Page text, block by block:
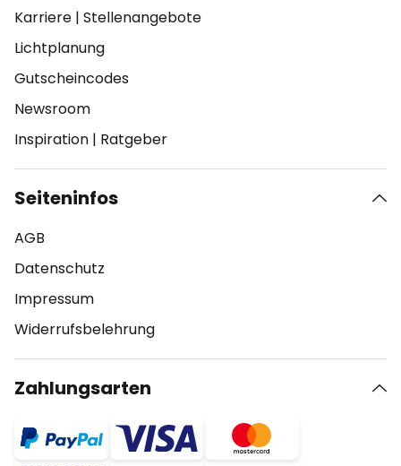
Karriere | Stellenangebote
Lichtplanung
Gutscheincodes
Newsroom
Inspiration | Ratgeber
Seiteninfos
AGB
Datenschutz
Impressum
Widerrufsbelehrung
Zahlungsarten